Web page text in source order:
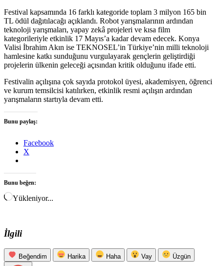
Festival kapsamında 16 farklı kategoride toplam 3 milyon 165 bin
TL ödül dağıtılacağı açıklandı. Robot yarışmalarının ardından
teknoloji yarışmaları, yapay zekâ projeleri ve kısa film
kategorileriyle etkinlik 17 Mayıs’a kadar devam edecek. Konya
Valisi İbrahim Akın ise TEKNOSEL’in Türkiye’nin milli teknoloji
hamlesine katkı sunduğunu vurgulayarak gençlerin geliştirdiği
projelerin ülkenin geleceği açısından kritik olduğunu ifade etti.
Festivalin açılışına çok sayıda protokol üyesi, akademisyen, öğrenci
ve kurum temsilcisi katılırken, etkinlik resmi açılışın ardından
yarışmaların startıyla devam etti.
Bunu paylaş:
Facebook
X
Bunu beğen:
Yükleniyor...
İlgili
Beğendim Harika Haha Vay Üzgün